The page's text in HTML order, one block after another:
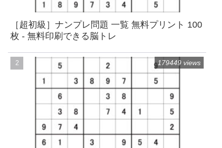
［超初級］ナンプレ問題 一覧 無料プリント 100
枚 - 無料印刷できる脳トレ
179449 views